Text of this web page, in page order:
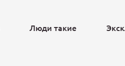
Люди такие